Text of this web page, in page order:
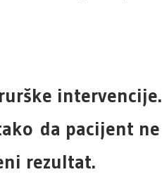
intervencije.
da pacijent ne
rezultat.